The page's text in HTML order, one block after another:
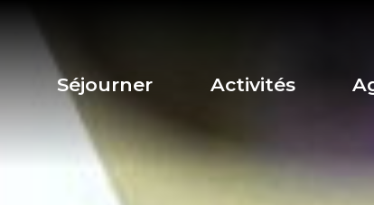
Séjourner Activités